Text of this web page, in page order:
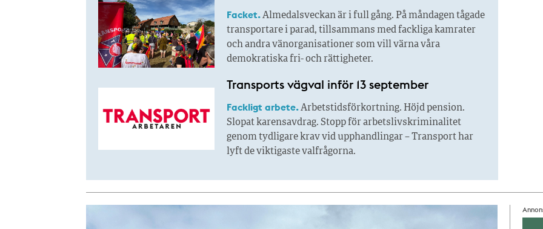
Facket.Almedalsveckan är i full gång. På måndagen tågade
transportare i parad, tillsammans med fackliga kamrater
och andra vänorganisationer som vill värna våra
demokratiska fri- och rättigheter.
Transports vägval inför 13 september
Fackligt arbete.Arbetstidsförkortning. Höjd pension.
Slopat karensavdrag. Stopp för arbetslivskriminalitet
genom tydligare krav vid upphandlingar – Transport har
lyft de viktigaste valfrågorna.